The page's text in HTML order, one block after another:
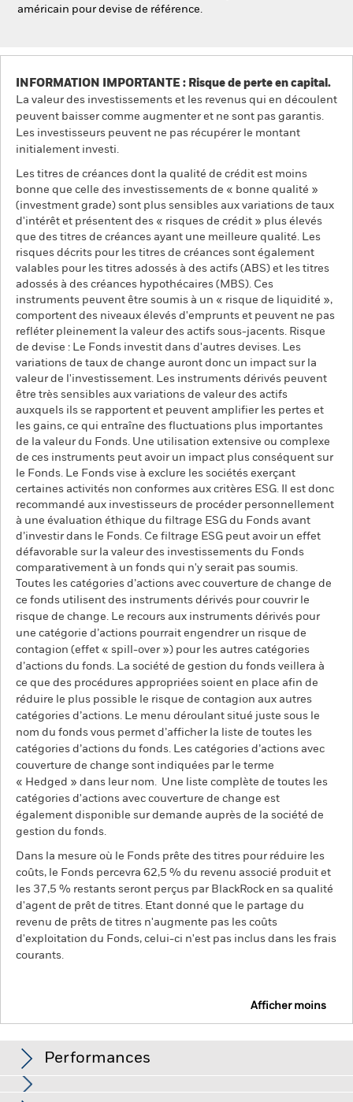
américain pour devise de référence.
INFORMATION IMPORTANTE : Risque de perte en capital.
La valeur des investissements et les revenus qui en découlent
peuvent baisser comme augmenter et ne sont pas garantis.
Les investisseurs peuvent ne pas récupérer le montant
initialement investi.
Les titres de créances dont la qualité de crédit est moins
bonne que celle des investissements de « bonne qualité »
(investment grade) sont plus sensibles aux variations de taux
d'intérêt et présentent des « risques de crédit » plus élevés
que des titres de créances ayant une meilleure qualité. Les
risques décrits pour les titres de créances sont également
valables pour les titres adossés à des actifs (ABS) et les titres
adossés à des créances hypothécaires (MBS). Ces
instruments peuvent être soumis à un « risque de liquidité »,
comportent des niveaux élevés d'emprunts et peuvent ne pas
refléter pleinement la valeur des actifs sous-jacents. Risque
de devise : Le Fonds investit dans d'autres devises. Les
variations de taux de change auront donc un impact sur la
valeur de l'investissement. Les instruments dérivés peuvent
être très sensibles aux variations de valeur des actifs
auxquels ils se rapportent et peuvent amplifier les pertes et
les gains, ce qui entraîne des fluctuations plus importantes
de la valeur du Fonds. Une utilisation extensive ou complexe
de ces instruments peut avoir un impact plus conséquent sur
le Fonds. Le Fonds vise à exclure les sociétés exerçant
certaines activités non conformes aux critères ESG. Il est donc
recommandé aux investisseurs de procéder personnellement
à une évaluation éthique du filtrage ESG du Fonds avant
d’investir dans le Fonds. Ce filtrage ESG peut avoir un effet
défavorable sur la valeur des investissements du Fonds
comparativement à un fonds qui n'y serait pas soumis.
Toutes les catégories d’actions avec couverture de change de
ce fonds utilisent des instruments dérivés pour couvrir le
risque de change. Le recours aux instruments dérivés pour
une catégorie d’actions pourrait engendrer un risque de
contagion (effet « spill-over ») pour les autres catégories
d’actions du fonds. La société de gestion du fonds veillera à
ce que des procédures appropriées soient en place afin de
réduire le plus possible le risque de contagion aux autres
catégories d’actions. Le menu déroulant situé juste sous le
nom du fonds vous permet d’afficher la liste de toutes les
catégories d’actions du fonds. Les catégories d’actions avec
couverture de change sont indiquées par le terme
« Hedged » dans leur nom. Une liste complète de toutes les
catégories d'actions avec couverture de change est
également disponible sur demande auprès de la société de
gestion du fonds.
Dans la mesure où le Fonds prête des titres pour réduire les
coûts, le Fonds percevra 62,5 % du revenu associé produit et
les 37,5 % restants seront perçus par BlackRock en sa qualité
d'agent de prêt de titres. Etant donné que le partage du
revenu de prêts de titres n'augmente pas les coûts
d'exploitation du Fonds, celui-ci n'est pas inclus dans les frais
courants.
Afficher moins
Performances